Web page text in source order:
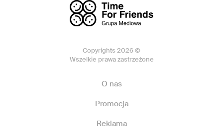
Copyrights 2026 ©
Wszelkie prawa zastrzeżone
O nas
Promocja
Reklama